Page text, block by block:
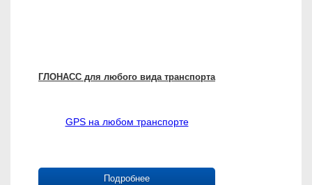
ГЛОНАСС для любого вида транспорта
GPS на любом транспорте
Подробнее